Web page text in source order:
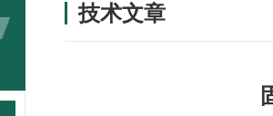
技术文章